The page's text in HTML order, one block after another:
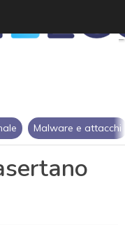
Malware e attacchi